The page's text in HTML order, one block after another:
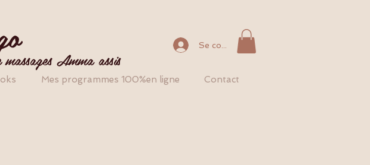
Amma assis
Se connecter
Mes programmes 100%en ligne Contact